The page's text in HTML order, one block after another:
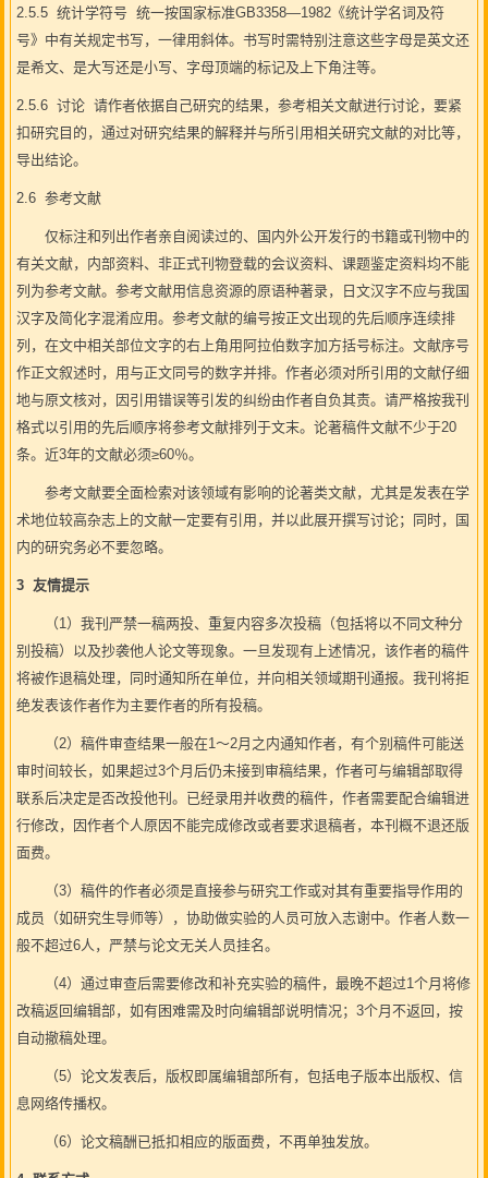
2.5.5 统计学符号 统一按国家标准GB3358—1982《统计学名词及符
号》中有关规定书写，一律用斜体。书写时需特别注意这些字母是英文还
是希文、是大写还是小写、字母顶端的标记及上下角注等。
2.5.6 讨论 请作者依据自己研究的结果，参考相关文献进行讨论，要紧
扣研究目的，通过对研究结果的解释并与所引用相关研究文献的对比等，
导出结论。
2.6 参考文献
仅标注和列出作者亲自阅读过的、国内外公开发行的书籍或刊物中的
有关文献，内部资料、非正式刊物登载的会议资料、课题鉴定资料均不能
列为参考文献。参考文献用信息资源的原语种著录，日文汉字不应与我国
汉字及简化字混淆应用。参考文献的编号按正文出现的先后顺序连续排
列，在文中相关部位文字的右上角用阿拉伯数字加方括号标注。文献序号
作正文叙述时，用与正文同号的数字并排。作者必须对所引用的文献仔细
地与原文核对，因引用错误等引发的纠纷由作者自负其责。请严格按我刊
格式以引用的先后顺序将参考文献排列于文末。论著稿件文献不少于20
条。近3年的文献必须≥60％。
参考文献要全面检索对该领域有影响的论著类文献，尤其是发表在学
术地位较高杂志上的文献一定要有引用，并以此展开撰写讨论；同时，国
内的研究务必不要忽略。
3 友情提示
（1）我刊严禁一稿两投、重复内容多次投稿（包括将以不同文种分
别投稿）以及抄袭他人论文等现象。一旦发现有上述情况，该作者的稿件
将被作退稿处理，同时通知所在单位，并向相关领域期刊通报。我刊将拒
绝发表该作者作为主要作者的所有投稿。
（2）稿件审查结果一般在1～2月之内通知作者，有个别稿件可能送
审时间较长，如果超过3个月后仍未接到审稿结果，作者可与编辑部取得
联系后决定是否改投他刊。已经录用并收费的稿件，作者需要配合编辑进
行修改，因作者个人原因不能完成修改或者要求退稿者，本刊概不退还版
面费。
（3）稿件的作者必须是直接参与研究工作或对其有重要指导作用的
成员（如研究生导师等），协助做实验的人员可放入志谢中。作者人数一
般不超过6人，严禁与论文无关人员挂名。
（4）通过审查后需要修改和补充实验的稿件，最晚不超过1个月将修
改稿返回编辑部，如有困难需及时向编辑部说明情况；3个月不返回，按
自动撤稿处理。
（5）论文发表后，版权即属编辑部所有，包括电子版本出版权、信
息网络传播权。
（6）论文稿酬已抵扣相应的版面费，不再单独发放。